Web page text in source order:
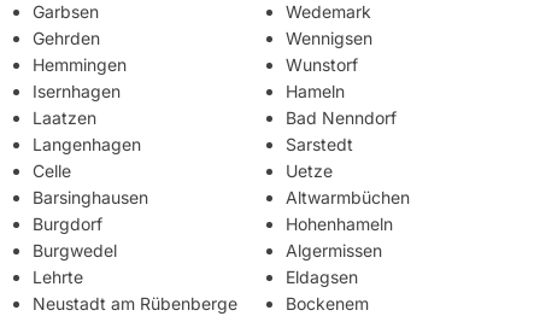
Garbsen
Gehrden
Hemmingen
Isernhagen
Laatzen
Langenhagen
Celle
Barsinghausen
Burgdorf
Burgwedel
Lehrte
Neustadt am Rübenberge
Wedemark
Wennigsen
Wunstorf
Hameln
Bad Nenndorf
Sarstedt
Uetze
Altwarmbüchen
Hohenhameln
Algermissen
Eldagsen
Bockenem